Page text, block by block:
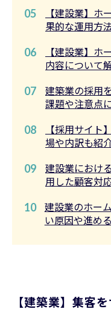
05
【建設業】ホ
果的な運用方
06
【建設業】
内容について
07
建築業の採用
課題や注意点
08
【採用サイト
場や内訳も紹
09
建設業におけ
用した顧客対
10
建設業のホー
い原因や進め
【建築業】集客